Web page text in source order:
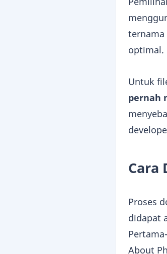
ternama
optimal.
Untuk
pernah
Cara
Proses
didapat
About